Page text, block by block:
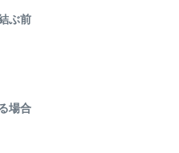
ぶ前
場合